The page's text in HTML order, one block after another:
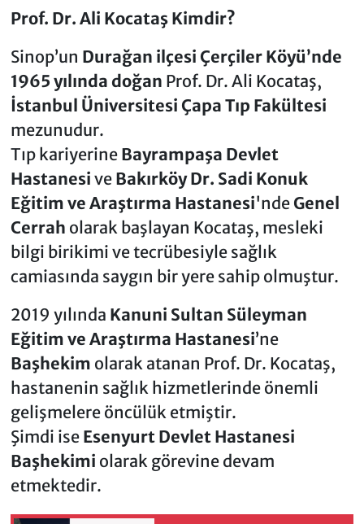
Prof. Dr. Ali Kocataş Kimdir?
Sinop’un Durağan ilçesi Çerçiler Köyü’nde
1965 yılında doğan Prof. Dr. Ali Kocataş,
İstanbul Üniversitesi Çapa Tıp Fakültesi
mezunudur.
Tıp kariyerine Bayrampaşa Devlet
Hastanesi ve Bakırköy Dr. Sadi Konuk
Eğitim ve Araştırma Hastanesi'nde Genel
Cerrah olarak başlayan Kocataş, mesleki
bilgi birikimi ve tecrübesiyle sağlık
camiasında saygın bir yere sahip olmuştur.
2019 yılında Kanuni Sultan Süleyman
Eğitim ve Araştırma Hastanesi’ne
Başhekim olarak atanan Prof. Dr. Kocataş,
hastanenin sağlık hizmetlerinde önemli
gelişmelere öncülük etmiştir.
Şimdi ise Esenyurt Devlet Hastanesi
Başhekimi olarak görevine devam
etmektedir.